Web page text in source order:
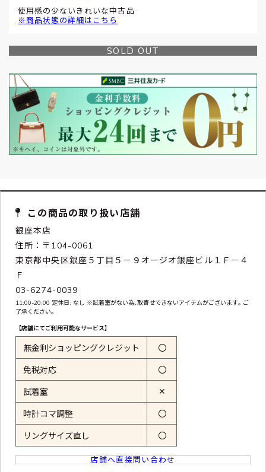
使用感の少ないきれいな中古品
※商品状態の詳細はこちら
SOLD OUT
この商品の取り扱い店舗
銀座本店
住所：〒104-0061
東京都中央区銀座５丁目５－９オージオ銀座ビル１Ｆ－４
Ｆ
03-6274-0039
11:00-20:00 定休日: なし ※試着室がない為､取寄せできないアイテムがございます｡ ご
了承ください｡
【店舗にてご利用可能なサービス】
無金利ショッピングクレジット 〇
免税対応 〇
試着室 ✕
時計コマ調整 〇
リングサイズ直し 〇
店舗へ直接問い合わせ